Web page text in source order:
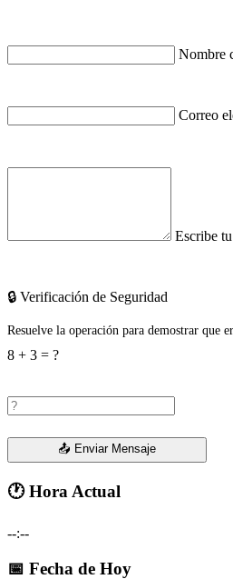
Nombre
Correo
Escribe
🔒 Verificación de Seguridad
Resuelve la operación para demostrar que
8 + 3 = ?
📤 Enviar Mensaje
🕐 Hora Actual
--:--
📅 Fecha de Hoy